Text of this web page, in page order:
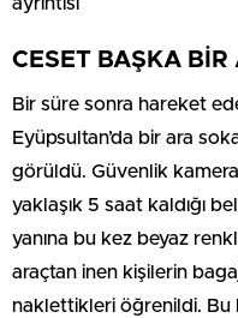
CESET BAŞKA
Bir süre sonra hareket
Eyüpsultan’da bir ara
görüldü. Güvenlik
yaklaşık 5 saat kaldığı
yanına bu kez beyaz
araçtan inen kişilerin
naklettikleri öğrenildi. Bu